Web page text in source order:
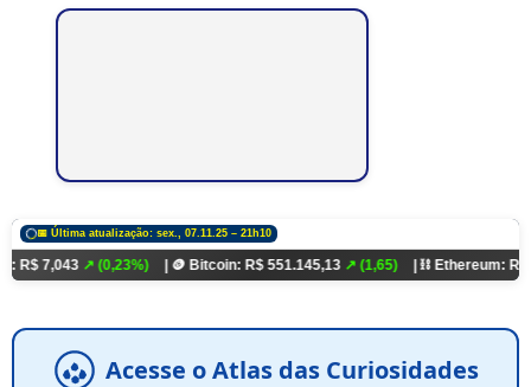
📅 Última atualização: sex., 07.11.25 – 21h10
↗ (0,23%) | 🪙 Bitcoin: R$ 551.145,13↗ (1,65) | ⛓️ Ethereum: R$ 18.321,93
Acesse o Atlas das Curiosidades